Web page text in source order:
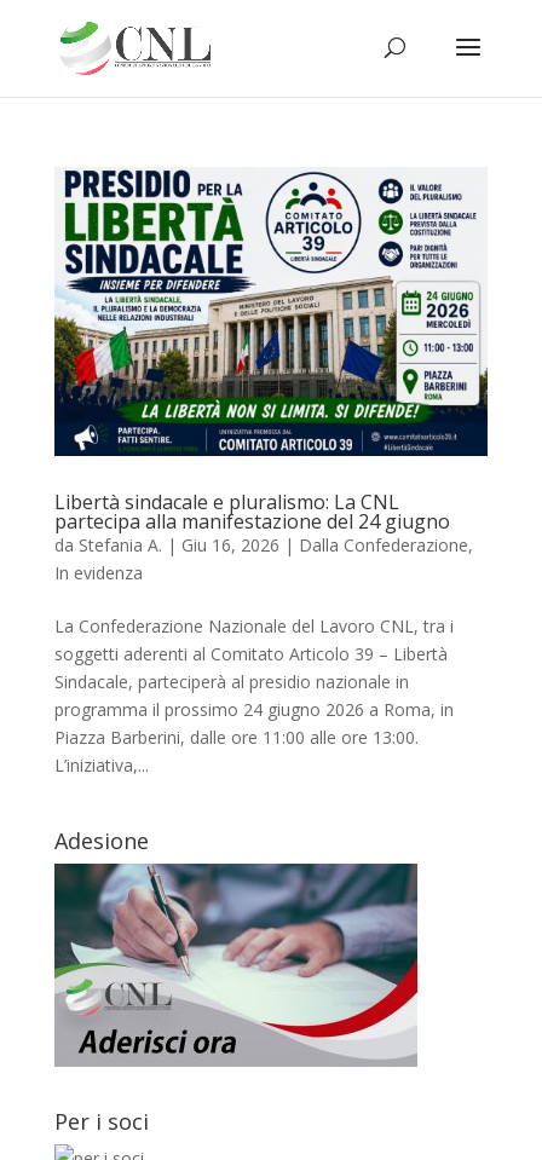
Libertà sindacale e pluralismo: La CNL
partecipa alla manifestazione del 24 giugno
da Stefania A. | Giu 16, 2026 | Dalla Confederazione,
In evidenza
La Confederazione Nazionale del Lavoro CNL, tra i
soggetti aderenti al Comitato Articolo 39 – Libertà
Sindacale, parteciperà al presidio nazionale in
programma il prossimo 24 giugno 2026 a Roma, in
Piazza Barberini, dalle ore 11:00 alle ore 13:00.
L’iniziativa,...
Adesione
Per i soci